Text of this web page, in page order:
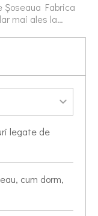
Fabrica
mai ales la…
legate de
cum dorm,